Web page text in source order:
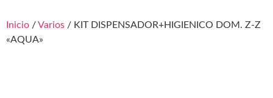
Inicio /Varios / KIT DISPENSADOR+HIGIENICO DOM. Z-Z
«AQUA»